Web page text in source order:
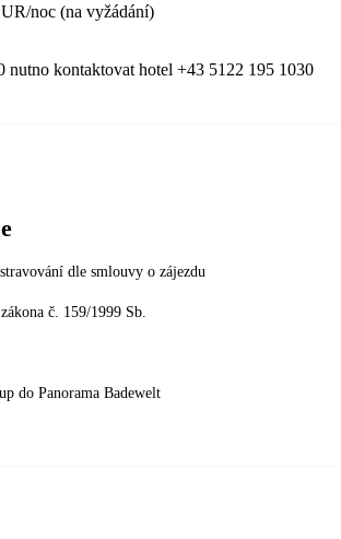
noc (na vyžádání)
nutno kontaktovat hotel +43 5122 195 1030
dle smlouvy o zájezdu
č. 159/1999 Sb.
do Panorama Badewelt